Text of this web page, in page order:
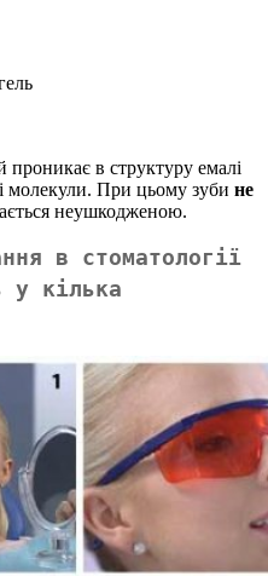
проникає в структуру емалі
молекули. При цьому зуби не
неушкодженою.
в стоматології
у кілька